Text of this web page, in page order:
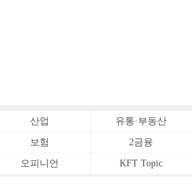
산업 유통·부동산
보험 2금융
오피니언 KFT Topic